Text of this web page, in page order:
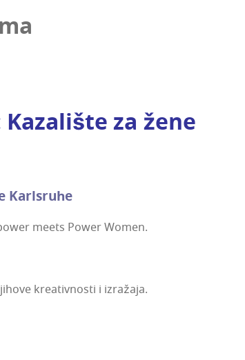
za žene
Karlsruhe
meets Power Women.
kre­ativ­nos­ti i izražaja.